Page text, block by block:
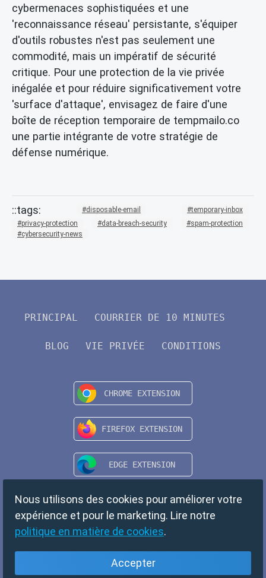
cybermenaces sophistiquées et une
'reconnaissance réseau' persistante, s'équiper
d'outils robustes n'est pas seulement une
commodité, mais un impératif de sécurité
critique. Pour une protection de la vie privée
inégalée et pour réduire significativement votre
'surface d'attaque', envisagez de faire d'une
boîte de réception temporaire de tempmailo.co
une partie intégrante de votre stratégie de
défense numérique.
disposable-email
temporary-inbox
privacy-protection
data-breach-security
spam-protection
cybersecurity-news
PRINCIPAL COURRIER DE 10 MINUTES
BLOG VIE PRIVÉE CONDITIONS
Nous utilisons des cookies pour améliorer votre
expérience et pour le marketing. Lire notre
politique en matière de cookies.
Accepter